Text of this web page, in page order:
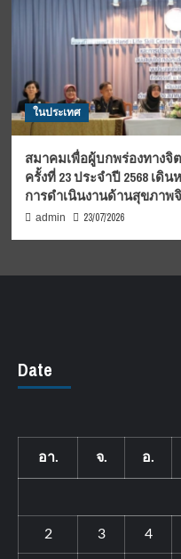
ในประเทศ
สมาคมเพื่อผู้บกพร่องทาง
ครั้งที่ 23 ประจำปี 2568 เ
การดำเนินงานด้านสุขภาพ
admin 23/07/2026
Date
อา. จ. อ.
2 3 4